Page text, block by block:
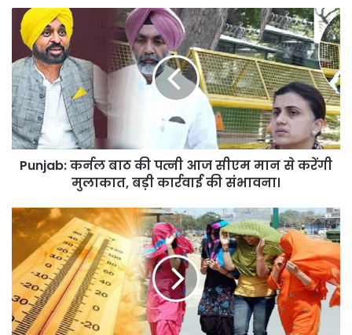
Punjab:
कर्नल
की
पत्नी
आज
सीएम
मान
से
करेंगी
कार्रवाई
की
संभावना।
Punjab: कर्नल बाठ की पत्नी आज सीएम मान से करेंगी
मुलाकात, बड़ी कार्रवाई की संभावना।
Punjab
में
गर्मी:
अगले
5
दिनों
में